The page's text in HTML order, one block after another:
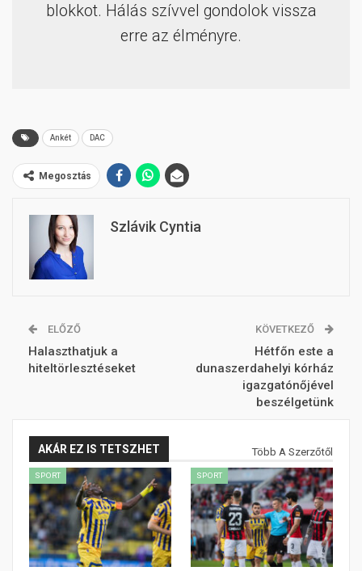
blokkot. Hálás szívvel gondolok vissza
erre az élményre.
Ankét DAC
Megosztás
Szlávik Cyntia
ELŐZŐ
Halaszthatjuk a
hiteltörlesztéseket
KÖVETKEZŐ
Hétfőn este a
dunaszerdahelyi kórház
igazgatónőjével
beszélgetünk
AKÁR EZ IS TETSZHET Több A Szerzőtől
SPORT SPORT